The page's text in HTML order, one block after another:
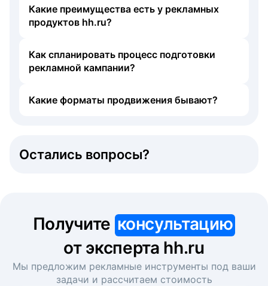
Какие преимущества есть у рекламных
продуктов hh.ru?
Как спланировать процесс подготовки
рекламной кампании?
Какие форматы продвижения бывают?
Остались вопросы?
Получите консультацию
от эксперта hh.ru
Мы предложим рекламные инструменты под ваши
задачи и рассчитаем стоимость